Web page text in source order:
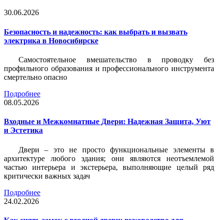
30.06.2026
Безопасность и надежность: как выбрать и вызвать
электрика в Новосибирске
Самостоятельное вмешательство в проводку без
профильного образования и профессионального инструмента
смертельно опасно
Подробнее
08.05.2026
Входные и Межкомнатные Двери: Надежная Защита, Уют
и Эстетика
Двери – это не просто функциональные элементы в
архитектуре любого здания; они являются неотъемлемой
частью интерьера и экстерьера, выполняющие целый ряд
критически важных задач
Подробнее
24.02.2026